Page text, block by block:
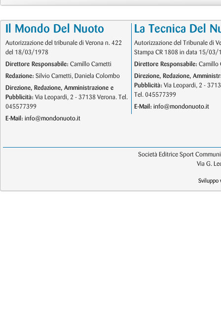
Il Mondo Del Nuoto
Autorizzazione del tribunale di Verona n. 422
del 18/03/1978
Direttore Responsabile: Camillo Cametti
Redazione: Silvio Cametti, Daniela Colombo
Direzione, Redazione, Amministrazione e
Pubblicità: Via Leopardi, 2 - 37138 Verona. Tel.
045577399
E-Mail: info@mondonuoto.it
La Tecnica Del
Autorizzazione del Tribunale di
Stampa CR 1808 in data 15/03/
Direttore Responsabile: Camillo
Direzione, Redazione,
Pubblicità: Via Leopardi, 2 -
Tel. 045577399
E-Mail: info@mondonuoto.it
Società Editrice Sport
Via G.
Sviluppo